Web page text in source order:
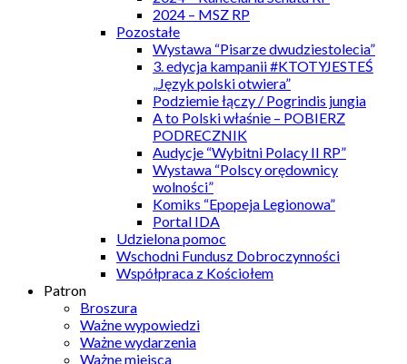
2024 – MSZ RP
Pozostałe
Wystawa “Pisarze dwudziestolecia”
3. edycja kampanii #KTOTYJESTEŚ
„Język polski otwiera”
Podziemie łączy / Pogrindis jungia
A to Polski właśnie – POBIERZ
PODRECZNIK
Audycje “Wybitni Polacy II RP”
Wystawa “Polscy orędownicy
wolności”
Komiks “Epopeja Legionowa”
Portal IDA
Udzielona pomoc
Wschodni Fundusz Dobroczynności
Współpraca z Kościołem
Patron
Broszura
Ważne wypowiedzi
Ważne wydarzenia
Ważne miejsca